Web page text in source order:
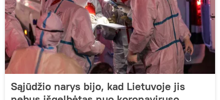
Sąjūdžio narys bijo, kad Lietuvoje jis